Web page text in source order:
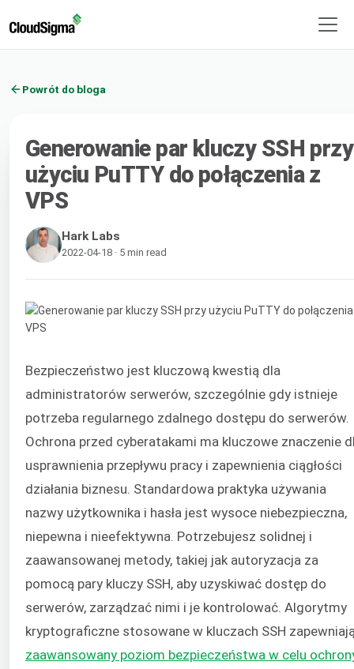
Powrót do bloga
Generowanie par kluczy SSH przy
użyciu PuTTY do połączenia z
VPS
Hark Labs
2022-04-18 · 5 min read
Bezpieczeństwo jest kluczową kwestią dla
administratorów serwerów, szczególnie gdy istnieje
potrzeba regularnego zdalnego dostępu do serwerów.
Ochrona przed cyberatakami ma kluczowe znaczenie
usprawnienia przepływu pracy i zapewnienia ciągłości
działania biznesu. Standardowa praktyka używania
nazwy użytkownika i hasła jest wysoce niebezpieczna,
niepewna i nieefektywna. Potrzebujesz solidnej i
zaawansowanej metody, takiej jak autoryzacja za
pomocą pary kluczy SSH, aby uzyskiwać dostęp do
serwerów, zarządzać nimi i je kontrolować. Algorytmy
kryptograficzne stosowane w kluczach SSH
zaawansowany poziom bezpieczeństwa w celu